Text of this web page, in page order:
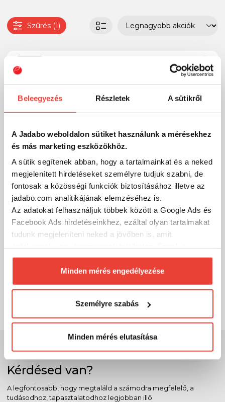
Beleegyezés Részletek A sütikről
A Jadabo weboldalon sütiket használunk a mérésekhez
és más marketing eszközökhöz.
A sütik segítenek abban, hogy a tartalmainkat és a neked
megjelenített hirdetéseket személyre tudjuk szabni, de
fontosak a közösségi funkciók biztosításához illetve az
jadabo.com analitikájának elemzéséhez is.
Az adatokat felhasználjuk többek között a Google Ads és
Facebook Ads hirdetéseinkhez, ezáltal olyan tartalmakat
tudunk megjeleníteni neked a jövőben is, amit
biztosításához arra kérünk, hogy engedd meg
számunkra minden mérés használatát.
Természetesensoha semmilyen formában nem fogunk
megváltoztathatod a döntésed ezzel kapcsolatban.
Előre is köszönjük!
Minden mérés engedélyezése
Személyre szabás
Minden mérés elutasítása
Szűrés (1)
-20%
Reiva halradarfej tartó állvány PRO
Szakértő szolgálat
Kérdésed van?
A legfontosabb, hogy megtaláld a számodra megfelelő, a
tudásodhoz, tapasztalatodhoz legjobban illő